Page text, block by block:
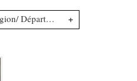
Région/ Département +